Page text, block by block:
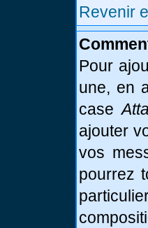
Revenir
Pour
une, en
case
ajouter
vos
pourrez